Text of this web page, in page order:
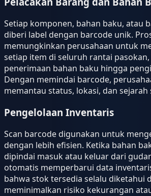
Setiap komponen, bahan baku, atau
diberi label dengan barcode unik.
memungkinkan perusahaan untuk
setiap item di seluruh rantai
penerimaan bahan baku hingga
Dengan memindai barcode,
memantau status, lokasi, dan sejarah
Pengelolaan Inventaris
Scan barcode digunakan untuk
dengan lebih efisien. Ketika bahan
dipindai masuk atau keluar dari
otomatis memperbarui data
bahwa stok tersedia selalu diketahui
meminimalkan risiko kekurangan